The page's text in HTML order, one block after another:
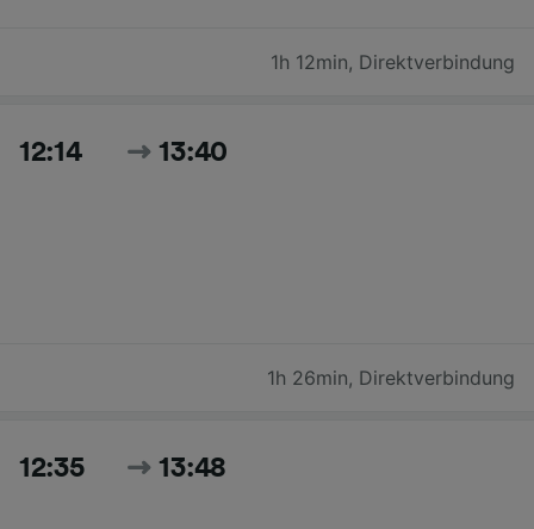
1h 12min, Direktverbindung
12:14 13:40
1h 26min, Direktverbindung
12:35 13:48